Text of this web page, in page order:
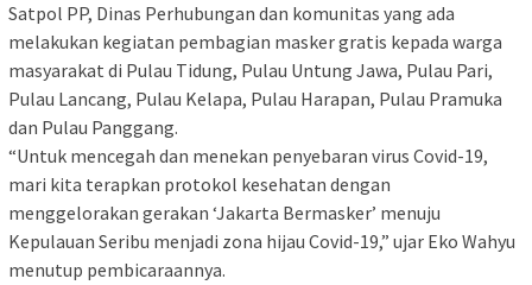
Satpol PP, Dinas Perhubungan dan komunitas yang ada
melakukan kegiatan pembagian masker gratis kepada warga
masyarakat di Pulau Tidung, Pulau Untung Jawa, Pulau Pari,
Pulau Lancang, Pulau Kelapa, Pulau Harapan, Pulau Pramuka
dan Pulau Panggang.
“Untuk mencegah dan menekan penyebaran virus Covid-19,
mari kita terapkan protokol kesehatan dengan
menggelorakan gerakan ‘Jakarta Bermasker’ menuju
Kepulauan Seribu menjadi zona hijau Covid-19,” ujar Eko Wahyu
menutup pembicaraannya.